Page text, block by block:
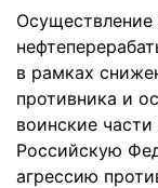
Осуществление
в рамках
противника и
воинские части
Российскую
агрессию